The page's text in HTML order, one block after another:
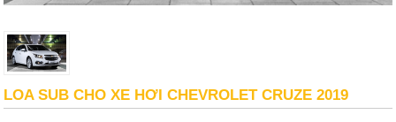
LOA SUB CHO XE HƠI CHEVROLET CRUZE 2019